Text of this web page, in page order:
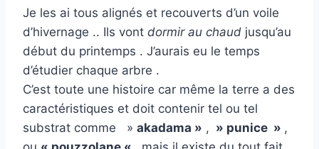
Je les ai tous alignés et recouverts d’un voile
d’hivernage .. Ils vont dormir au chaud jusqu’au
début du printemps . J’aurais eu le temps
d’étudier chaque arbre .
C’est toute une histoire car même la terre a des
caractéristiques et doit contenir tel ou tel
substrat comme » akadama » , » punice » ,